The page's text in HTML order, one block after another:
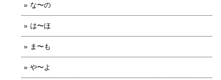
な〜の
は〜ほ
ま〜も
や〜よ